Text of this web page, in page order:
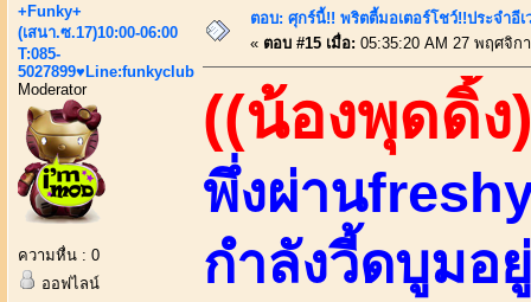
+Funky+
(เสนา.ซ.17)10:00-06:00
T:085-
5027899♥Line:funkyclub
Moderator
ความหื่น : 0
ออฟไลน์
ตอบ: ศุกร์นี้!! พริตตี้มอเตอร์โชว์!!ประจำอี
« ตอบ #15 เมื่อ: 05:35:20 AM 27 พฤศจิก
((น้องพุดดิ้ง
พึ่งผ่าน
กำลังวี้ดบูมอ